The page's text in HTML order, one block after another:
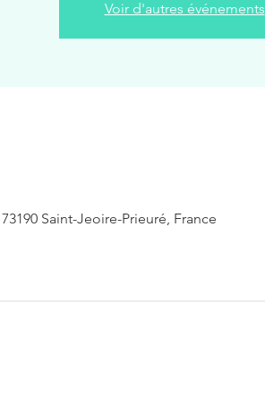
Voir d'autres événements
Saint-Jeoire-Prieuré, France